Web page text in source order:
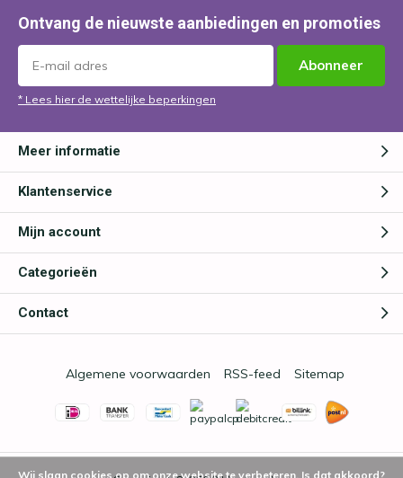
Ontvang de nieuwste aanbiedingen en promoties
Abonneer
* Lees hier de wettelijke beperkingen
Meer informatie
Klantenservice
Mijn account
Categorieën
Contact
Algemene voorwaarden RSS-feed Sitemap
Wij slaan cookies op om onze website te verbeteren. Is dat akkoord?